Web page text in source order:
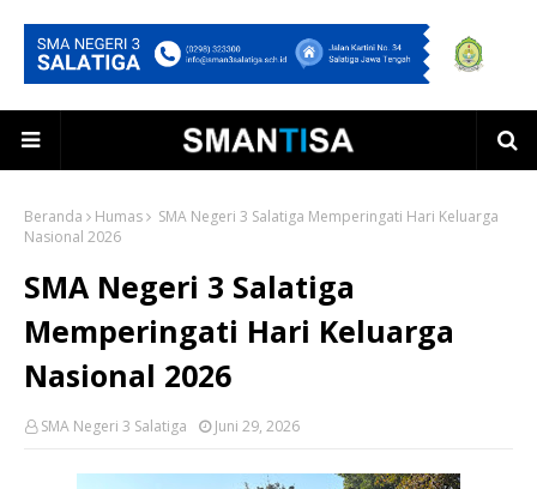
Beranda Humas
SMA Negeri 3 Salatiga Memperingati Hari Keluarga
Nasional 2026
SMA Negeri 3 Salatiga
Memperingati Hari Keluarga
Nasional 2026
SMA Negeri 3 Salatiga Juni 29, 2026